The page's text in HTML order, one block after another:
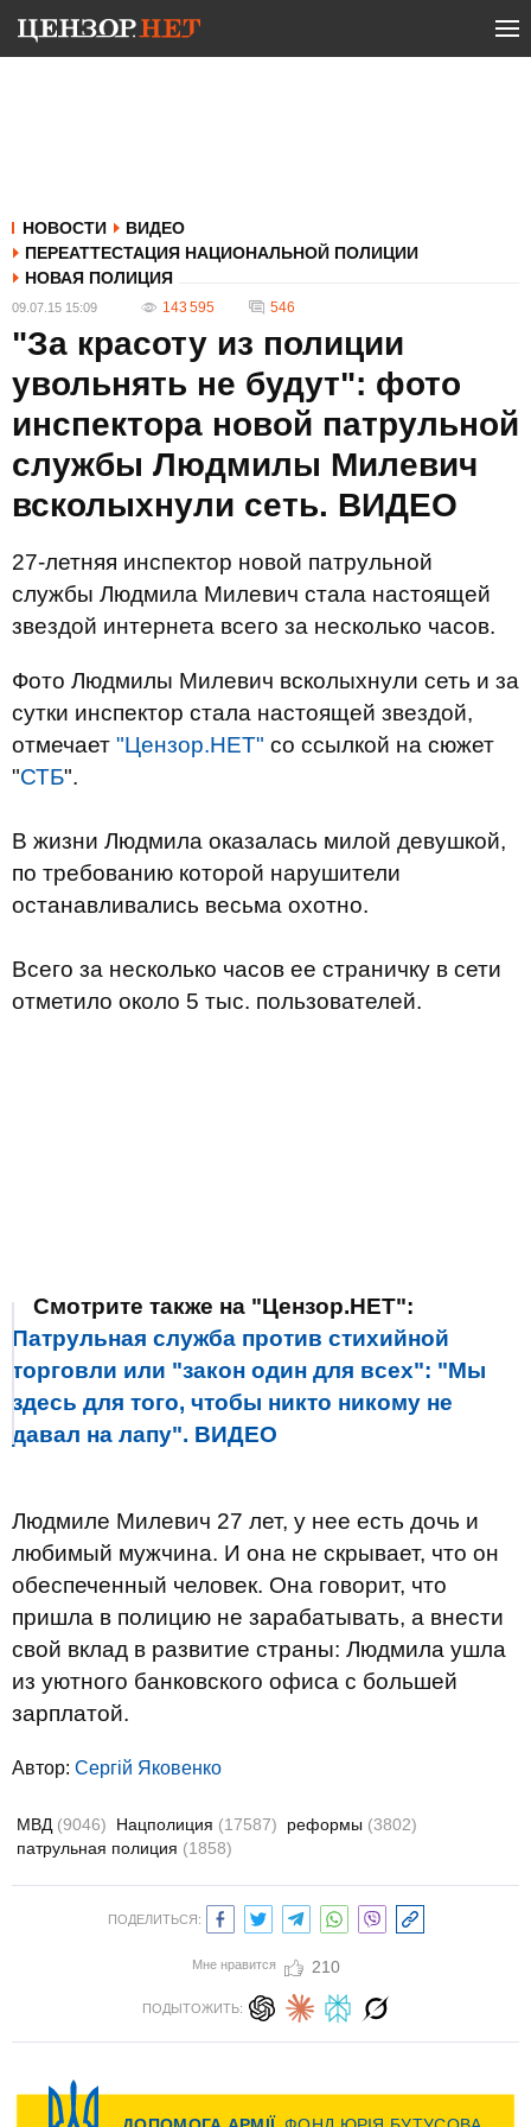
НОВОСТИ
ВИДЕО
ПЕРЕАТТЕСТАЦИЯ НАЦИОНАЛЬНОЙ ПОЛИЦИИ
НОВАЯ ПОЛИЦИЯ
09.07.15 15:09 143 595 546
"За красоту из полиции
увольнять не будут": фото
инспектора новой патрульной
службы Людмилы Милевич
всколыхнули сеть. ВИДЕО
27-летняя инспектор новой патрульной
службы Людмила Милевич стала настоящей
звездой интернета всего за несколько часов.
Фото Людмилы Милевич всколыхнули сеть и за
сутки инспектор стала настоящей звездой,
отмечает "Цензор.НЕТ" со ссылкой на сюжет
"СТБ".
В жизни Людмила оказалась милой девушкой,
по требованию которой нарушители
останавливались весьма охотно.
Всего за несколько часов ее страничку в сети
отметило около 5 тыс. пользователей.
Смотрите также на "Цензор.НЕТ":
Патрульная служба против стихийной
торговли или "закон один для всех": "Мы
здесь для того, чтобы никто никому не
давал на лапу". ВИДЕО
Людмиле Милевич 27 лет, у нее есть дочь и
любимый мужчина. И она не скрывает, что он
обеспеченный человек. Она говорит, что
пришла в полицию не зарабатывать, а внести
свой вклад в развитие страны: Людмила ушла
из уютного банковского офиса с большей
зарплатой.
Автор: Сергій Яковенко
МВД (9046) Нацполиция (17587) реформы (3802)
патрульная полиция (1858)
ПОДЕЛИТЬСЯ:
Мне нравится 210
ПОДЫТОЖИТЬ: